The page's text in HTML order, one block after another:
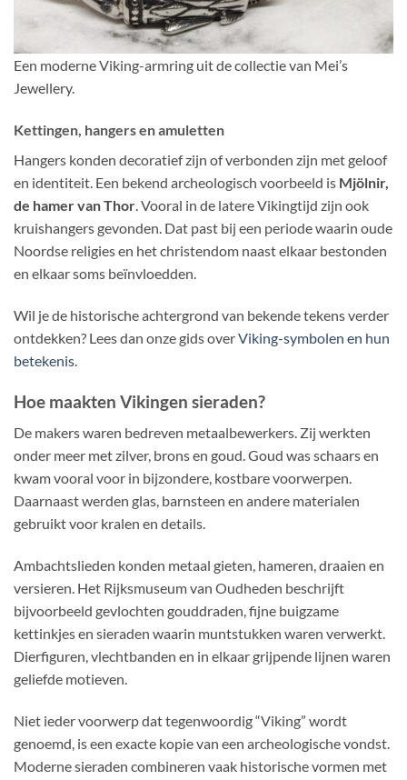
Een moderne Viking-armring uit de collectie van Mei’s
Jewellery.
Kettingen, hangers en amuletten
Hangers konden decoratief zijn of verbonden zijn met geloof
en identiteit. Een bekend archeologisch voorbeeld is Mjölnir,
de hamer van Thor. Vooral in de latere Vikingtijd zijn ook
kruishangers gevonden. Dat past bij een periode waarin oude
Noordse religies en het christendom naast elkaar bestonden
en elkaar soms beïnvloedden.
Wil je de historische achtergrond van bekende tekens verder
ontdekken? Lees dan onze gids overViking-symbolen en hun
betekenis.
Hoe maakten Vikingen sieraden?
De makers waren bedreven metaalbewerkers. Zij werkten
onder meer met zilver, brons en goud. Goud was schaars en
kwam vooral voor in bijzondere, kostbare voorwerpen.
Daarnaast werden glas, barnsteen en andere materialen
gebruikt voor kralen en details.
Ambachtslieden konden metaal gieten, hameren, draaien en
versieren. Het Rijksmuseum van Oudheden beschrijft
bijvoorbeeld gevlochten gouddraden, fijne buigzame
kettinkjes en sieraden waarin muntstukken waren verwerkt.
Dierfiguren, vlechtbanden en in elkaar grijpende lijnen waren
geliefde motieven.
Niet ieder voorwerp dat tegenwoordig “Viking” wordt
genoemd, is een exacte kopie van een archeologische vondst.
Moderne sieraden combineren vaak historische vormen met